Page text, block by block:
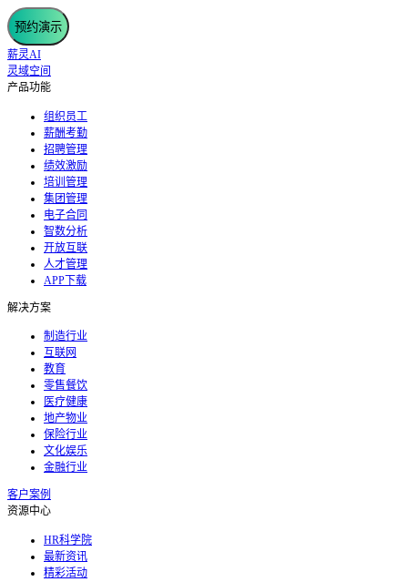
预约演示
薪灵AI
灵域空间
产品功能
组织员工
薪酬考勤
招聘管理
绩效激励
培训管理
集团管理
电子合同
智数分析
开放互联
人才管理
APP下载
解决方案
制造行业
互联网
教育
零售餐饮
医疗健康
地产物业
保险行业
文化娱乐
金融行业
客户案例
资源中心
HR科学院
最新资讯
精彩活动